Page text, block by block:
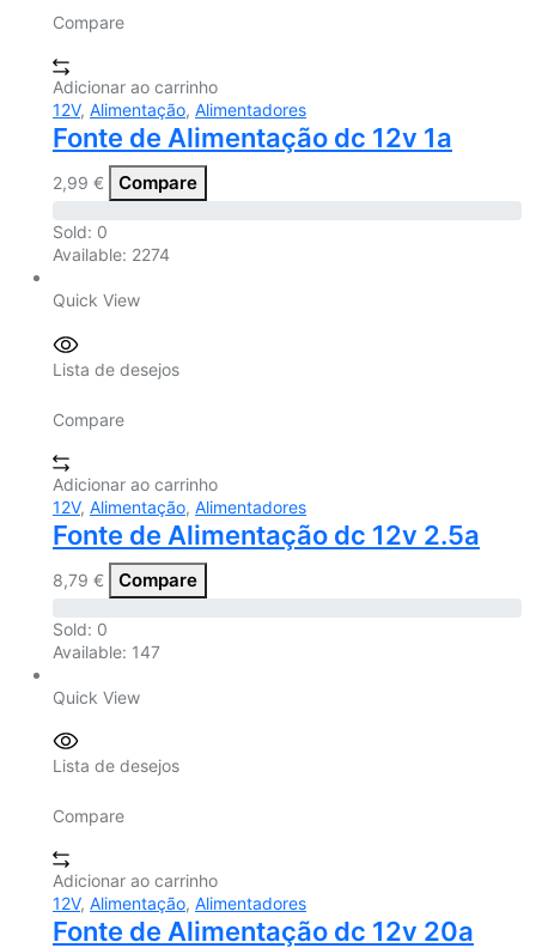
Compare
Adicionar ao carrinho
12V, Alimentação, Alimentadores
Fonte de Alimentação dc 12v 1a
2,99 € Compare
Sold: 0
Available: 2274
Quick View
Lista de desejos
Compare
Adicionar ao carrinho
12V, Alimentação, Alimentadores
Fonte de Alimentação dc 12v 2.5a
8,79 € Compare
Sold: 0
Available: 147
Quick View
Lista de desejos
Compare
Adicionar ao carrinho
12V, Alimentação, Alimentadores
Fonte de Alimentação dc 12v 20a